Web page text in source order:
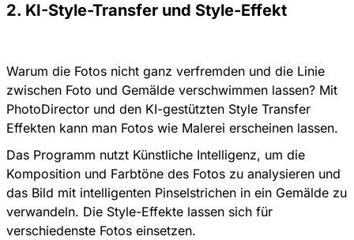
2. KI-Style-Transfer und Style-Effekt
Warum die Fotos nicht ganz verfremden und die Linie
zwischen Foto und Gemälde verschwimmen lassen? Mit
PhotoDirector und den KI-gestützten Style Transfer
Effekten kann man Fotos wie Malerei erscheinen lassen.
Das Programm nutzt Künstliche Intelligenz, um die
Komposition und Farbtöne des Fotos zu analysieren und
das Bild mit intelligenten Pinselstrichen in ein Gemälde zu
verwandeln. Die Style-Effekte lassen sich für
verschiedenste Fotos einsetzen.